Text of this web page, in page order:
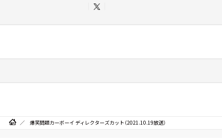
爆笑問題カーボーイ ディレクターズカット（2021.10.19放送）